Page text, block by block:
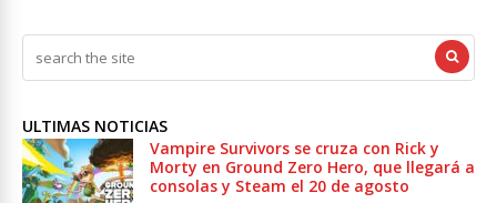
ULTIMAS NOTICIAS
Vampire Survivors se cruza con Rick y
Morty en Ground Zero Hero, que llegará a
consolas y Steam el 20 de agosto